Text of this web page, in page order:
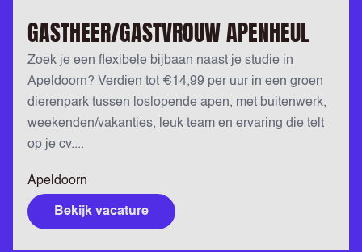
GASTHEER/GASTVROUW APENHEUL
Apeldoorn
Zoek je een flexibele bijbaan naast je studie in
Apeldoorn? Verdien tot €14,99 per uur in een groen
dierenpark tussen loslopende apen, met buitenwerk,
weekenden/vakanties, leuk team en ervaring die telt
op je cv....
Bekijk vacature